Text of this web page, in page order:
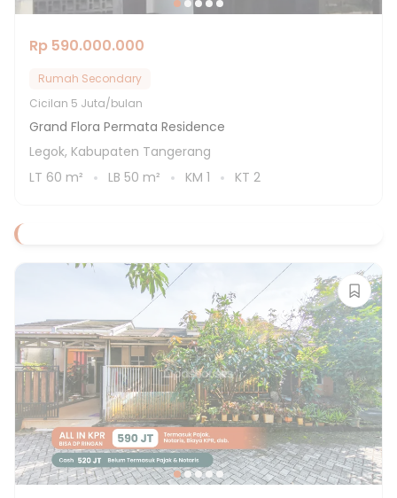
Rp 590.000.000
Rumah Secondary
Cicilan 5 Juta/bulan
Grand Flora Permata Residence
Legok, Kabupaten Tangerang
LT 60 m² LB 50 m² KM 1 KT 2